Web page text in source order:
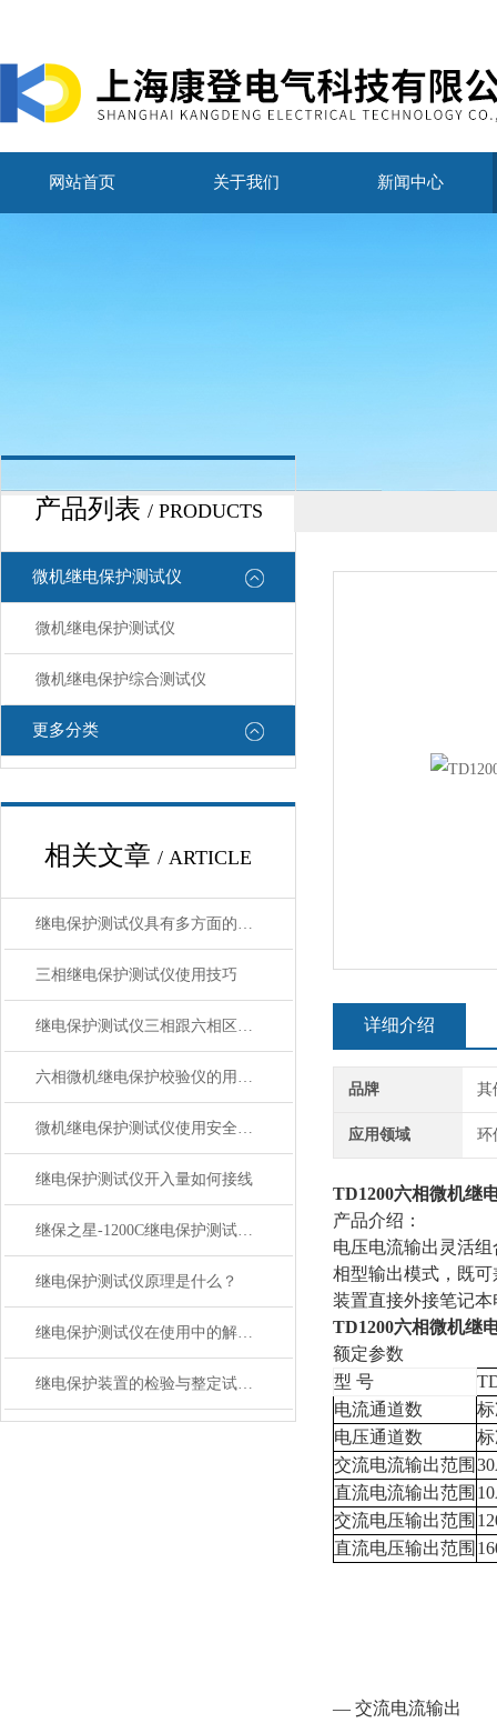
网站首页 关于我们 新闻中心
产品列表 / PRODUCTS
微机继电保护测试仪
微机继电保护测试仪
微机继电保护综合测试仪
更多分类
相关文章 / ARTICLE
继电保护测试仪具有多方面的特点和优势，以下是具体介绍：
三相继电保护测试仪使用技巧
继电保护测试仪三相跟六相区别在哪里？
六相微机继电保护校验仪的用途与优点解析
微机继电保护测试仪使用安全注意事项
继电保护测试仪开入量如何接线
继保之星-1200C继电保护测试仪特点
继电保护测试仪原理是什么？
继电保护测试仪在使用中的解析在使用中的解析
继电保护装置的检验与整定试验操作规范
详细介绍
品牌 其
应用领域 环
TD1200六相微机继
产品介绍：
电压电流输出灵活
相型输出模式，既
装置直接外接笔记
TD1200六相微机继
额定参数
型 号
电流通道数
电压通道数
交流电流输出范围
直流电流输出范围
交流电压输出范围
直流电压输出范围
— 交流电流输出